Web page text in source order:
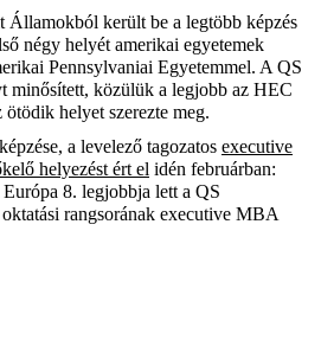
Államokból került be a legtöbb képzés
négy helyét amerikai egyetemek
Pennsylvaniai Egyetemmel. A QS
t minősített, közülük a legjobb az HEC
ötödik helyet szerezte meg.
a levelező tagozatos executive
helyezést ért el idén februárban:
8. legjobbja lett a QS
rangsorának executive MBA